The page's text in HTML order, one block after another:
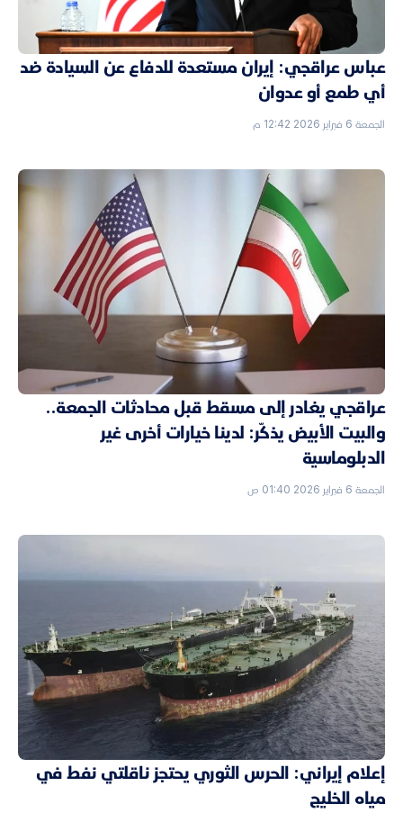
عباس عراقجي: إيران مستعدة للدفاع عن السيادة ضد
أي طمع أو عدوان
الجمعة 6 فبراير 2026 12:42 م
عراقجي يغادر إلى مسقط قبل محادثات الجمعة..
والبيت الأبيض يذكّر: لدينا خيارات أخرى غير
الدبلوماسية
الجمعة 6 فبراير 2026 01:40 ص
إعلام إيراني: الحرس الثوري يحتجز ناقلتي نفط في
مياه الخليج